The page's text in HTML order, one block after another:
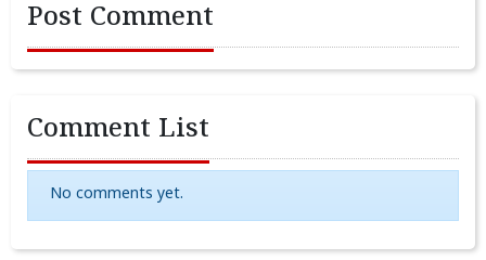
Post Comment
Comment List
No comments yet.